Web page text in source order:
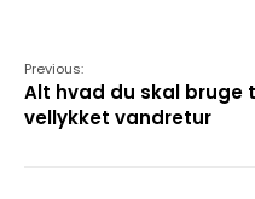
Previous:
Alt hvad du skal bruge
vellykket vandretur